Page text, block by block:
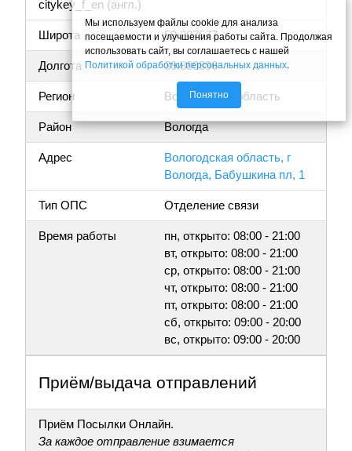
citykey_f_en (англ.)
Широта 59.207577
Долгота 39.880896
Регион Вологодская область
Район Вологда
Адрес
Вологодская область, г
Вологда, Бабушкина пл, 1
Тип ОПС Отделение связи
Время работы
пн, открыто: 08:00 - 21:00
вт, открыто: 08:00 - 21:00
ср, открыто: 08:00 - 21:00
чт, открыто: 08:00 - 21:00
пт, открыто: 08:00 - 21:00
сб, открыто: 09:00 - 20:00
вс, открыто: 09:00 - 20:00
Приём/выдача отправлений
Приём Посылки Онлайн.
За каждое отправление взимается
Мы используем файлы cookie для анализа
посещаемости и улучшения работы сайта. Продолжая
использовать сайт, вы соглашаетесь с нашей
Политикой обработки персональных данных
Понятно